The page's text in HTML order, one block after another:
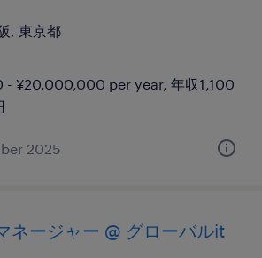
, 東京都
- ¥20,000,000 per year, 年収1,100
2025
ネージャー @ グローバルit